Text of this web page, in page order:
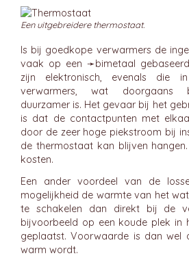
Een uitgebreidere thermostaat.
Is bij goedkope verwarmers de
vaak op een ➛bimetaal
zijn elektronisch, evenals die
verwarmers, wat doorgaans
duurzamer is. Het gevaar bij het
is dat de contactpunten met
door de zeer hoge piekstroom bij
de thermostaat kan blijven
kosten.
Een ander voordeel van de
mogelijkheid de warmte van het
te schakelen dan direkt bij de
bijvoorbeeld op een koude plek in
geplaatst. Voorwaarde is dan wel
warm wordt.